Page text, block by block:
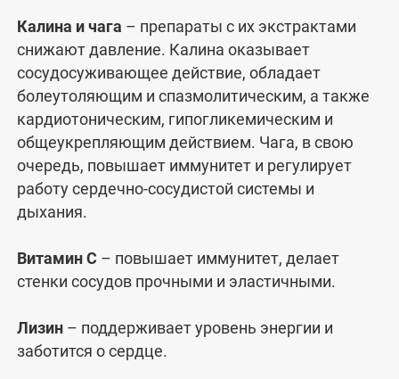
Калина и чага – препараты с их экстрактами
снижают давление. Калина оказывает
сосудосуживающее действие, обладает
болеутоляющим и спазмолитическим, а также
кардиотоническим, гипогликемическим и
общеукрепляющим действием. Чага, в свою
очередь, повышает иммунитет и регулирует
работу сердечно-сосудистой системы и
дыхания.
Витамин С – повышает иммунитет, делает
стенки сосудов прочными и эластичными.
Лизин – поддерживает уровень энергии и
заботится о сердце.